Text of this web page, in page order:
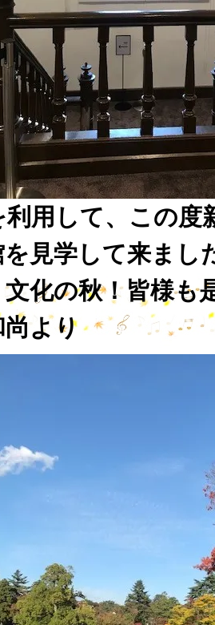
利用して、この度
を見学して来まし
化の秋！皆様も
より